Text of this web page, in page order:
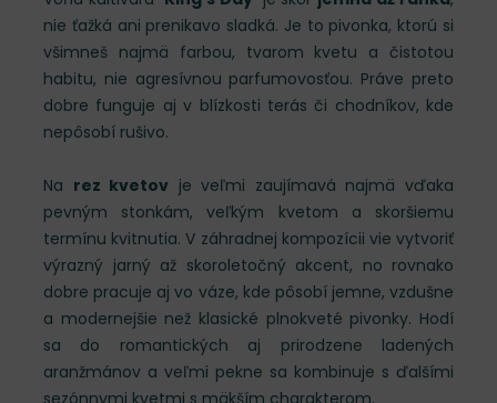
nie ťažká ani prenikavo sladká. Je to pivonka, ktorú si
všimneš najmä farbou, tvarom kvetu a čistotou
habitu, nie agresívnou parfumovosťou. Práve preto
dobre funguje aj v blízkosti terás či chodníkov, kde
nepôsobí rušivo.
Na rez kvetov je veľmi zaujímavá najmä vďaka
pevným stonkám, veľkým kvetom a skoršiemu
termínu kvitnutia. V záhradnej kompozícii vie vytvoriť
výrazný jarný až skoroletočný akcent, no rovnako
dobre pracuje aj vo váze, kde pôsobí jemne, vzdušne
a modernejšie než klasické plnokveté pivonky. Hodí
sa do romantických aj prirodzene ladených
aranžmánov a veľmi pekne sa kombinuje s ďalšími
sezónnymi kvetmi s mäkším charakterom.